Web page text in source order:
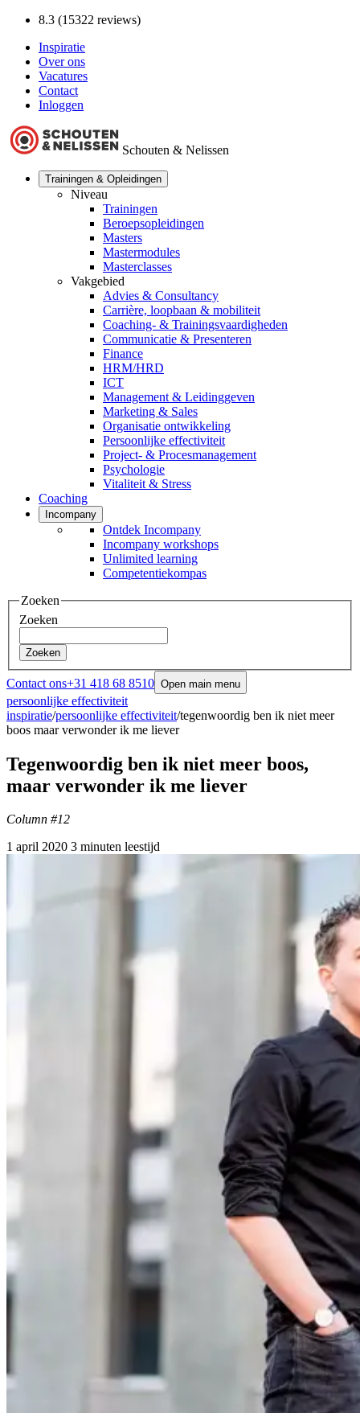
8.3 (15322 reviews)
Inspiratie
Over ons
Vacatures
Contact
Inloggen
Schouten & Nelissen
Trainingen & Opleidingen
Niveau
Trainingen
Beroepsopleidingen
Masters
Mastermodules
Masterclasses
Vakgebied
Advies & Consultancy
Carrière, loopbaan & mobiliteit
Coaching- & Trainingsvaardigheden
Communicatie & Presenteren
Finance
HRM/HRD
ICT
Management & Leidinggeven
Marketing & Sales
Organisatie ontwikkeling
Persoonlijke effectiviteit
Project- & Procesmanagement
Psychologie
Vitaliteit & Stress
Coaching
Incompany
Ontdek Incompany
Incompany workshops
Unlimited learning
Competentiekompas
Zoeken
Zoeken
Zoeken
Contact ons+31 418 68 8510 Open main menu
persoonlijke effectiviteit
inspiratie/persoonlijke effectiviteit/tegenwoordig ben ik niet meer
boos maar verwonder ik me liever
Tegenwoordig ben ik niet meer boos,
maar verwonder ik me liever
Column #12
1 april 2020 3 minuten leestijd